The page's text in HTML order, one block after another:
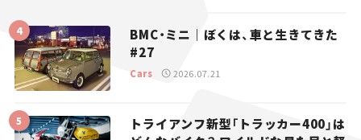
BMC・ミニ｜ぼくは、車と生きてきた
#27
Cars 2026.07.21
トライアンフ新型「トラッカー400」は